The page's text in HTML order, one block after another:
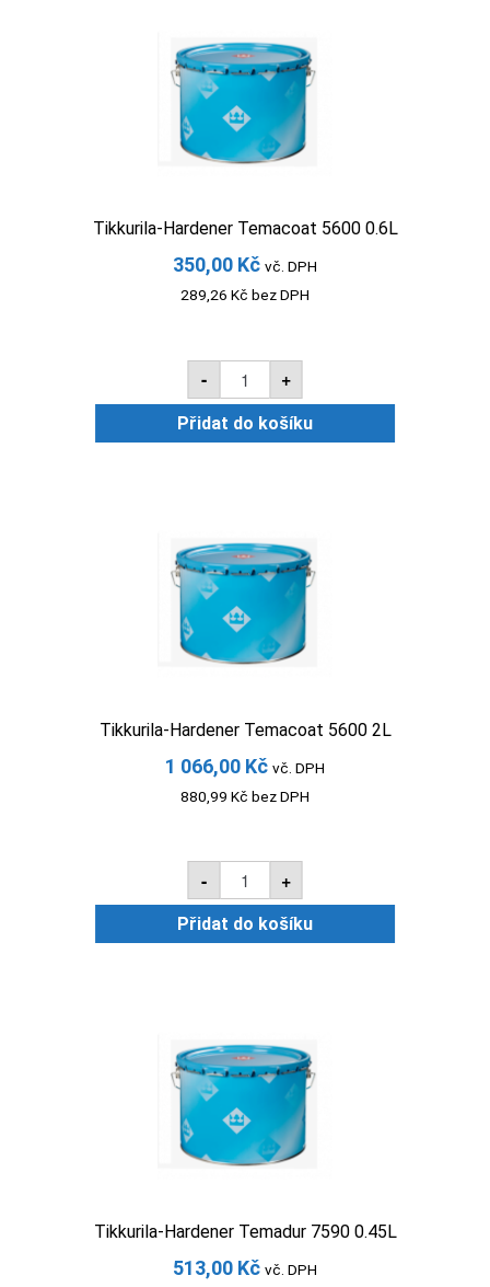
Tikkurila-Hardener Temacoat 5600 0.6L
350,00 Kč vč. DPH
289,26 Kč bez DPH
-
Tikkurila-
Hardener
Temacoat
5600
+
Přidat do košíku
Tikkurila-Hardener Temacoat 5600 2L
1 066,00 Kč vč. DPH
880,99 Kč bez DPH
-
Tikkurila-
Hardener
Temacoat
5600
2L
+
Přidat do košíku
Tikkurila-Hardener Temadur 7590 0.45L
513,00 Kč vč. DPH